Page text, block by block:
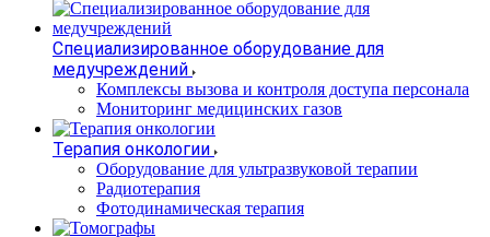
Специализированное оборудование для
медучреждений
Комплексы вызова и контроля доступа персонала
Мониторинг медицинских газов
Терапия онкологии
Оборудование для ультразвуковой терапии
Радиотерапия
Фотодинамическая терапия